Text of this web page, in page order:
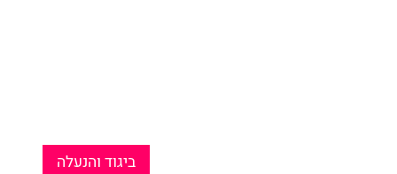
ביגוד והנעלה